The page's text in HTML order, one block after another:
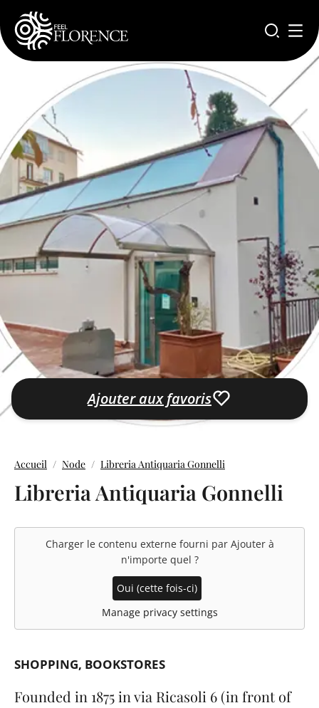
Aller au contenu principal
Ajouter aux favoris
Accueil Node Libreria Antiquaria Gonnelli
Libreria Antiquaria Gonnelli
Charger le contenu externe fourni par Ajouter à
n'importe quel ?
Oui (cette fois-ci)
Manage privacy settings
SHOPPING BOOKSTORES
Founded in 1875 in via Ricasoli 6 (in front of